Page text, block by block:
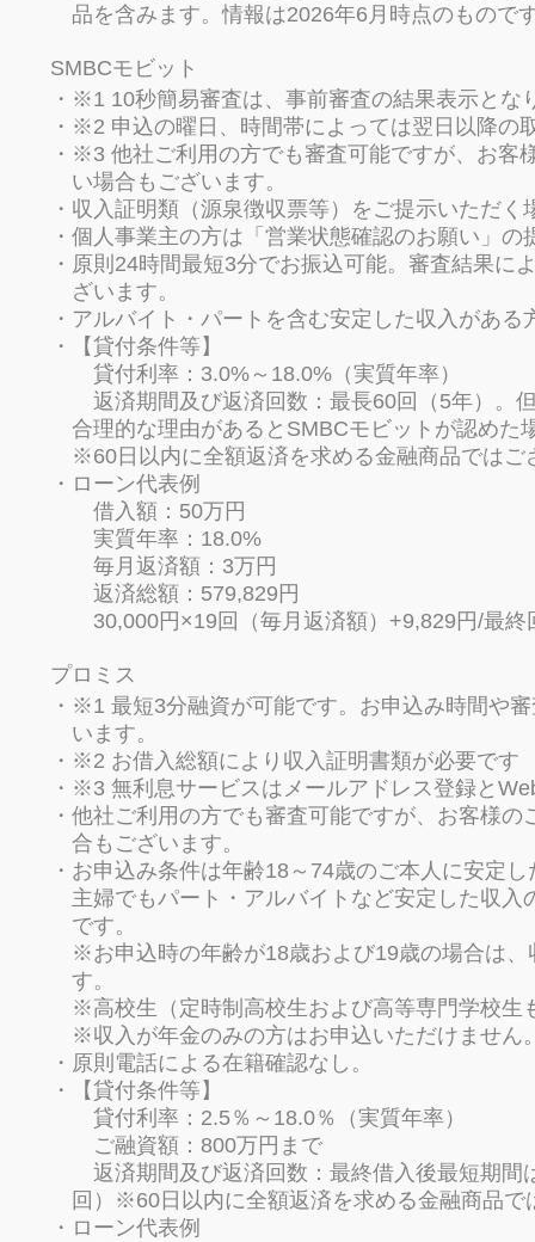
品を含みます。情報は2026年6月時点のもので
SMBCモビット
※1 10秒簡易審査は、事前審査の結果表示とな
※2 申込の曜日、時間帯によっては翌日以降の
※3 他社ご利用の方でも審査可能ですが、お客
い場合もございます。
収入証明類（源泉徴収票等）をご提示いただく
個人事業主の方は「営業状態確認のお願い」
原則24時間最短3分でお振込可能。審査結果に
ざいます。
アルバイト・パートを含む安定した収入がある
【貸付条件等】
貸付利率：3.0%～18.0%（実質年率）
返済期間及び返済回数：最長60回（5年）。
合理的な理由があるとSMBCモビットが認めた
※60日以内に全額返済を求める金融商品ではご
ローン代表例
借入額：50万円
実質年率：18.0%
毎月返済額：3万円
返済総額：579,829円
30,000円×19回（毎月返済額）+9,829円/最終
プロミス
※1 最短3分融資が可能です。お申込み時間や
います。
※2 お借入総額により収入証明書類が必要です
※3 無利息サービスはメールアドレス登録と
他社ご利用の方でも審査可能ですが、お客様
合もございます。
お申込み条件は年齢18～74歳のご本人に安定
主婦でもパート・アルバイトなど安定した収
です。
※お申込時の年齢が18歳および19歳の場合は
す。
※高校生（定時制高校生および高等専門学校生
※収入が年金のみの方はお申込いただけません
原則電話による在籍確認なし。
【貸付条件等】
貸付利率：2.5％～18.0％（実質年率）
ご融資額：800万円まで
返済期間及び返済回数：最終借入後最短期間
回）※60日以内に全額返済を求める金融商品で
ローン代表例